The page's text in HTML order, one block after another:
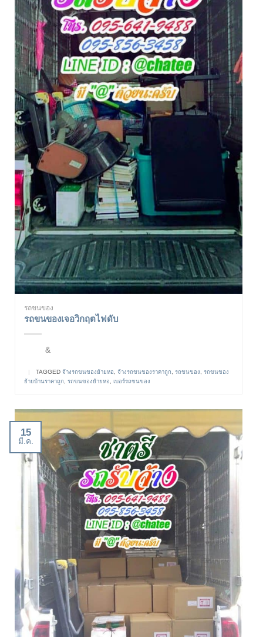
รถขนของ
รถขนของเจอวิกฤตไฟดับ
&
| TAGGED จ้างรถขนของย้ายหอ, จ้างรถขนของราคาถูก, รถขนของ, รถขนของ
ย้ายบ้านราคาถูก, รถขนของย้ายหอ, เบอร์รถขนของ
15
มี.ค.